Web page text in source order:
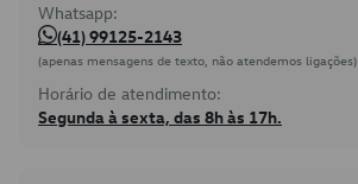
Whatsapp:
(41) 99125-2143
(apenas mensagens de texto, não atendemos ligações)
Horário de atendimento:
Segunda à sexta, das 8h às 17h.